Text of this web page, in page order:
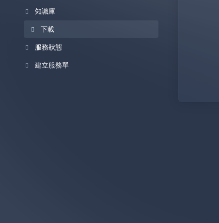
知識庫
下載
服務狀態
建立服務單